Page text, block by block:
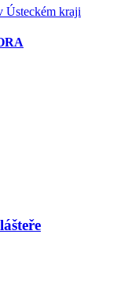
Ústeckém kraji